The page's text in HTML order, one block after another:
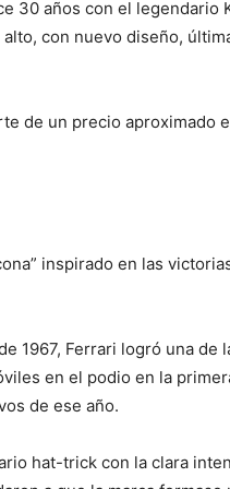
30 años con el legendario
con nuevo diseño,
de un precio aproximado
inspirado en las
1967, Ferrari logró una de
en el podio en la
de ese año.
hat-trick con la clara